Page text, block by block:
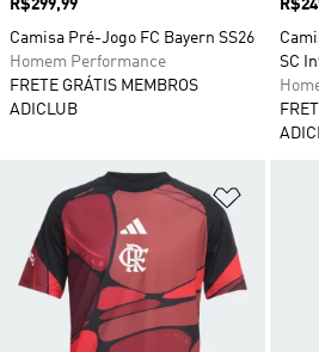
Preço
R$299,99
Camisa Pré-Jogo FC Bayern SS26
Homem Performance
FRETE GRÁTIS MEMBROS
ADICLUB
SC